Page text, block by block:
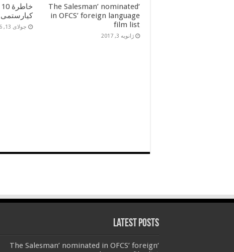
‘The Salesman’ nominated
in OFCS’ foreign language
film list
ژانویه 3, 2017
کیارستمی
جولای 13, 2016
Latest Posts
‘The Salesman’ nominated in OFCS’ foreign